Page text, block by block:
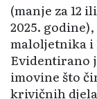
(manje za 12
2025.
maloljetnika i
Evidentirano
imovine što
kri­vi­čnih